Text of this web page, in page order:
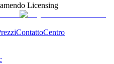
Licensing
ContattoCentro